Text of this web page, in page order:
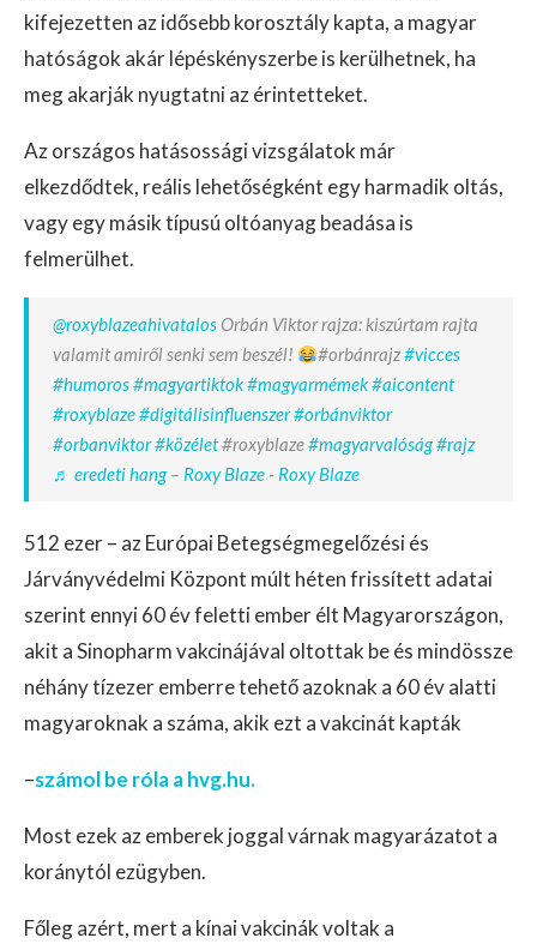
kifejezetten az idősebb korosztály kapta, a magyar
hatóságok akár lépéskényszerbe is kerülhetnek, ha
meg akarják nyugtatni az érintetteket.
Az országos hatásossági vizsgálatok már
elkezdődtek, reális lehetőségként egy harmadik oltás,
vagy egy másik típusú oltóanyag beadása is
felmerülhet.
@roxyblazeahivatalosOrbán Viktor rajza: kiszúrtam rajta
valamit amiről senki sem beszél!
#orbánrajz#vicces
#humoros#magyartiktok#magyarmémek#aicontent
#roxyblaze#digitálisinfluenszer#orbánviktor
#orbanviktor#közélet#roxyblaze#magyarvalóság#rajz
♬ eredeti hang – Roxy Blaze - Roxy Blaze
512 ezer – az Európai Betegségmegelőzési és
Járványvédelmi Központ múlt héten frissített adatai
szerint ennyi 60 év feletti ember élt Magyarországon,
akit a Sinopharm vakcinájával oltottak be és mindössze
néhány tízezer emberre tehető azoknak a 60 év alatti
magyaroknak a száma, akik ezt a vakcinát kapták
–számol be róla a hvg.hu.
Most ezek az emberek joggal várnak magyarázatot a
koránytól ezügyben.
Főleg azért, mert a kínai vakcinák voltak a